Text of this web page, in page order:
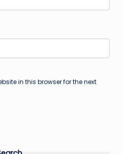
in this browser for the next